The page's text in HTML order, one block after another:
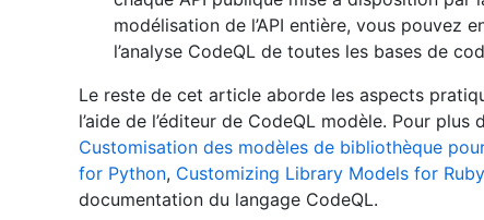
modélisation de l’API entière, vous pouvez
l’analyse CodeQL de toutes les bases de
Le reste de cet article aborde les aspects
l’aide de l’éditeur de CodeQL modèle. Pour
Customisation des modèles de bibliothèque
for Python, Customizing Library Models for Ruby
documentation du langage CodeQL.